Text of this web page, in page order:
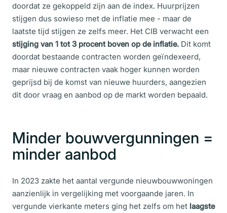
doordat ze gekoppeld zijn aan de index. Huurprijzen
stijgen dus sowieso met de inflatie mee - maar de
laatste tijd stijgen ze zelfs meer. Het CIB verwacht een
stijging van 1 tot 3 procent boven op de inflatie. Dit komt
doordat bestaande contracten worden geïndexeerd,
maar nieuwe contracten vaak hoger kunnen worden
geprijsd bij de komst van nieuwe huurders, aangezien
dit door vraag en aanbod op de markt worden bepaald.
Minder bouwvergunningen =
minder aanbod
In 2023 zakte het aantal vergunde nieuwbouwwoningen
aanzienlijk in vergelijking met voorgaande jaren. In
vergunde vierkante meters ging het zelfs om het laagste